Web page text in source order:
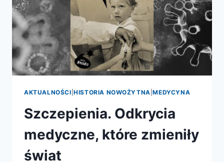
AKTUALNOŚCI |HISTORIA NOWOŻYTNA |MEDYCYNA
Szczepienia. Odkrycia
medyczne, które zmieniły
świat